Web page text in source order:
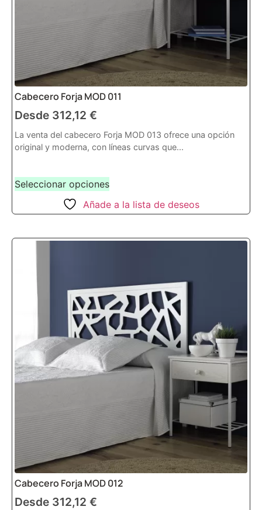
Cabecero Forja MOD 011
Desde 312,12 €
La venta del cabecero Forja MOD 013 ofrece una opción
original y moderna, con líneas curvas que...
Seleccionar opciones
Añade a la lista de deseos
Cabecero Forja MOD 012
Desde 312,12 €